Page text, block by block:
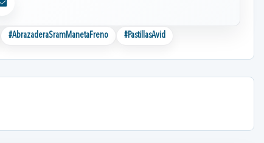
Email
#AbrazaderaSramManetaFreno #PastillasAvid